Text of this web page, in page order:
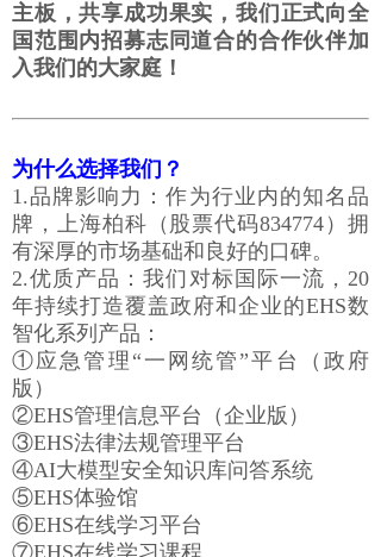
主板，共享成功果实，我们正式向全
国范围内招募志同道合的合作伙伴加
入我们的大家庭！
为什么选择我们？
1.品牌影响力：作为行业内的知名品
牌，上海柏科（股票代码834774）拥
有深厚的市场基础和良好的口碑。
2.优质产品：我们对标国际一流，20
年持续打造覆盖政府和企业的EHS数
智化系列产品：
①应急管理“一网统管”平台（政府
版）
②EHS管理信息平台（企业版）
③EHS法律法规管理平台
④AI大模型安全知识库问答系统
⑤EHS体验馆
⑥EHS在线学习平台
⑦EHS在线学习课程